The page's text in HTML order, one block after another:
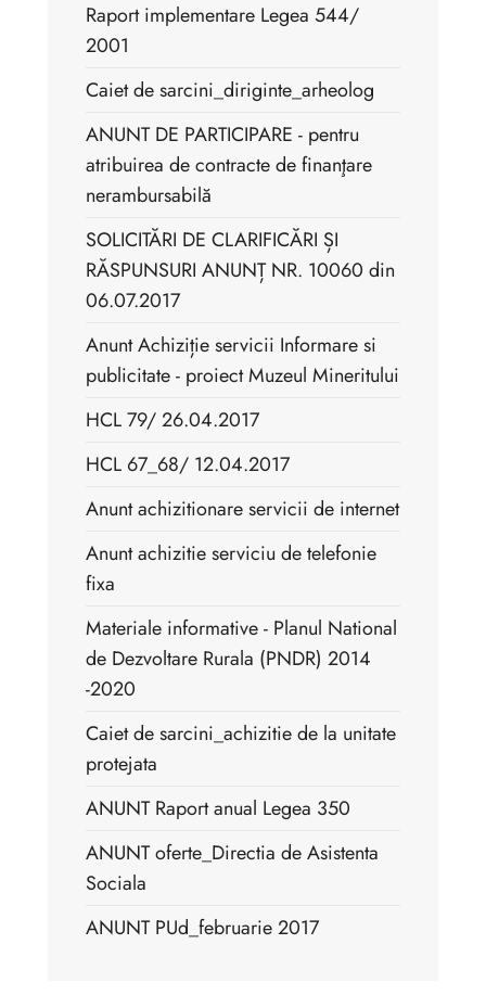
Raport implementare Legea 544/
2001
Caiet de sarcini_diriginte_arheolog
ANUNT DE PARTICIPARE - pentru
atribuirea de contracte de finanţare
nerambursabilă
SOLICITĂRI DE CLARIFICĂRI ȘI
RĂSPUNSURI ANUNȚ NR. 10060 din
06.07.2017
Anunt Achiziție servicii Informare si
publicitate - proiect Muzeul Mineritului
HCL 79/ 26.04.2017
HCL 67_68/ 12.04.2017
Anunt achizitionare servicii de internet
Anunt achizitie serviciu de telefonie
fixa
Materiale informative - Planul National
de Dezvoltare Rurala (PNDR) 2014
-2020
Caiet de sarcini_achizitie de la unitate
protejata
ANUNT Raport anual Legea 350
ANUNT oferte_Directia de Asistenta
Sociala
ANUNT PUd_februarie 2017